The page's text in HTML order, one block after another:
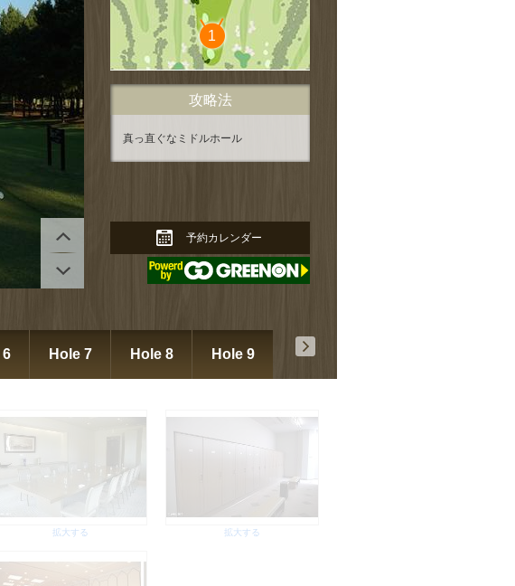
1
攻略法
真っ直ぐなミドルホール
予約カレンダー
6 Hole 7 Hole 8 Hole 9
拡大する
ページの先頭に戻る↑
拡大する 拡大する